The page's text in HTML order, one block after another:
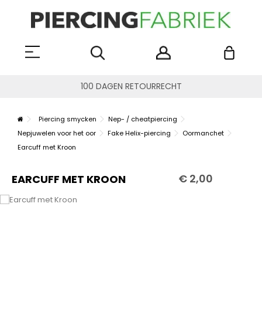
100 DAGEN RETOURRECHT
Piercing smycken
Nep- / cheatpiercing
Nepjuwelen voor het oor
Fake Helix-piercing
Oormanchet
Earcuff met Kroon
EARCUFF MET KROON € 2,00